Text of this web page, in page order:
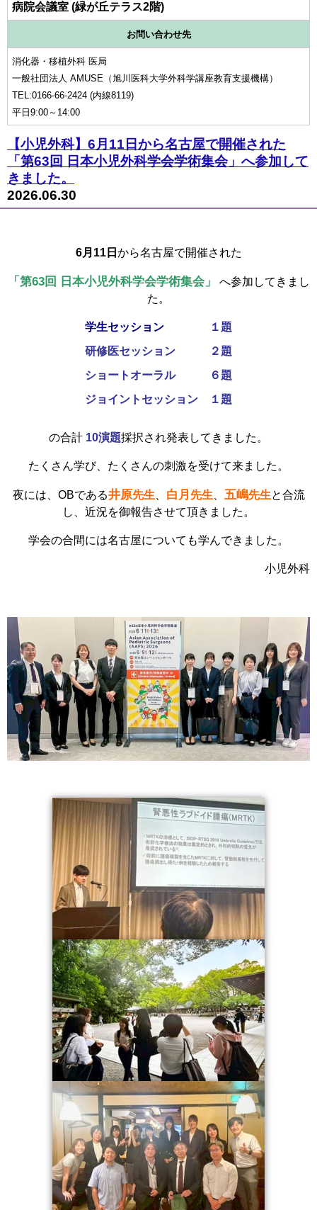
病院会議室 (緑が丘テラス2階)
お問い合わせ先
消化器・移植外科 医局
一般社団法人 AMUSE（旭川医科大学外科学講座教育支援機構）
TEL:0166-66-2424 (内線8119)
平日9:00～14:00
【小児外科】6月11日から名古屋で開催された
「第63回 日本小児外科学会学術集会」へ参加して
きました。
2026.06.30
6月11日 から名古屋で開催された
「第63回 日本小児外科学会学術集会」
へ参加してきまし
た。
学生セッション
１題
研修医セッション
２題
ショートオーラル
６題
ジョイントセッション
１題
の合計 10演題採択され発表してきました。
たくさん学び、たくさんの刺激を受けて来ました。
夜には、OBである井原先生 白月 先生 五嶋先生と合流
し、近況を御報告させて頂きました。
学会の合間には名古屋についても学んできました。
小児外科